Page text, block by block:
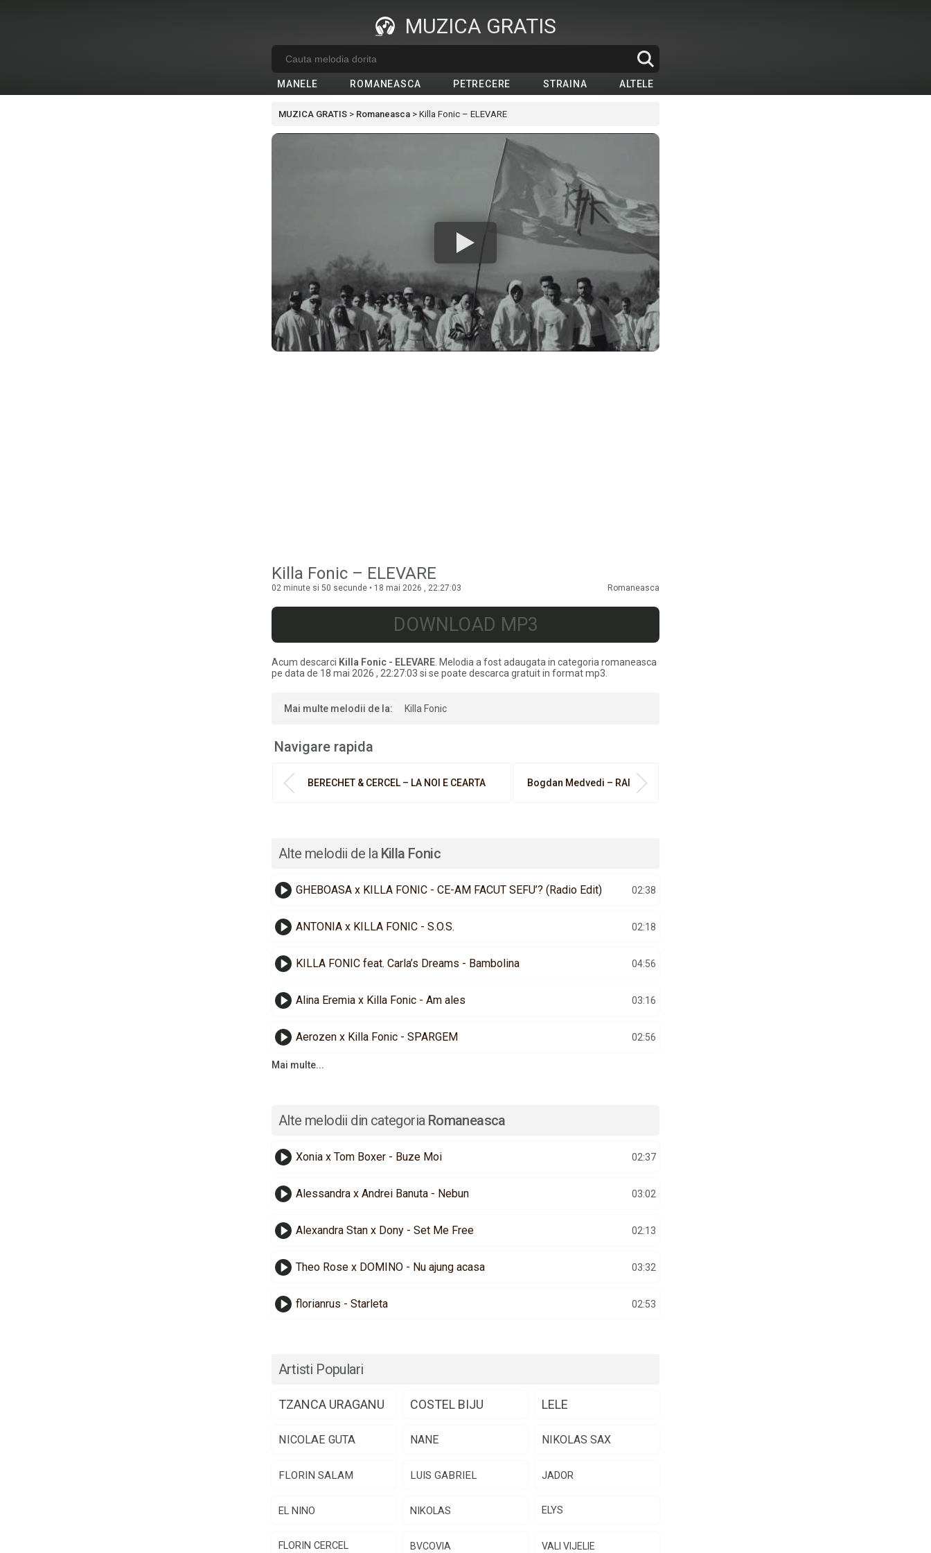
MUZICA GRATIS
MANELE ROMANEASCA PETRECERE STRAINA ALTELE
MUZICA GRATIS > Romaneasca > Killa Fonic – ELEVARE
Killa Fonic – ELEVARE
02 minute si 50 secunde • 18 mai 2026 , 22:27:03 Romaneasca
DOWNLOAD MP3
Acum descarci Killa Fonic - ELEVARE . Melodia a fost adaugata in categoria romaneasca
pe data de 18 mai 2026 , 22:27:03 si se poate descarca gratuit in format mp3.
Mai multe melodii de la: Killa Fonic
Navigare rapida
BERECHET & CERCEL – LA NOI E CEARTA Bogdan Medvedi – RAI
Alte melodii de la Killa Fonic
GHEBOASA x KILLA FONIC - CE-AM FACUT SEFU’? (Radio Edit) 02:38
ANTONIA x KILLA FONIC - S.O.S. 02:18
KILLA FONIC feat. Carla’s Dreams - Bambolina 04:56
Alina Eremia x Killa Fonic - Am ales 03:16
Aerozen x Killa Fonic - SPARGEM 02:56
Mai multe...
Alte melodii din categoria Romaneasca
Xonia x Tom Boxer - Buze Moi 02:37
Alessandra x Andrei Banuta - Nebun 03:02
Alexandra Stan x Dony - Set Me Free 02:13
Theo Rose x DOMINO - Nu ajung acasa 03:32
florianrus - Starleta 02:53
Artisti Populari
TZANCA URAGANU COSTEL BIJU LELE
NICOLAE GUTA NANE NIKOLAS SAX
FLORIN SALAM LUIS GABRIEL JADOR
EL NINO NIKOLAS ELYS
FLORIN CERCEL BVCOVIA VALI VIJELIE